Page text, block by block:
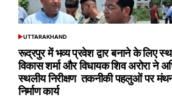
POSTED
UTTARAKHAND
रूद्रपुर में भव्य प्रवेश द्वार बनाने के लिए
विकास शर्मा और विधायक शिव अरोरा ने
स्थलीय निरीक्षण तकनीकी पहलुओं पर
निर्माण कार्य